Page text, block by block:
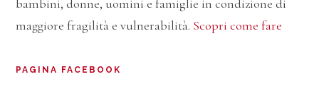
bambini, donne, uomini e famiglie in condizione di
maggiore fragilità e vulnerabilità. Scopri come fare
PAGINA FACEBOOK